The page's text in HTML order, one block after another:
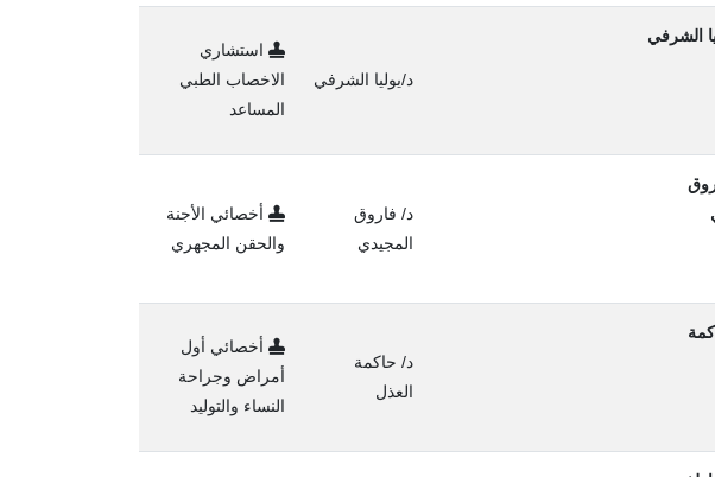
د/يوليا الشرفي
استشاري
الاخصاب الطبي
المساعد
د/ فاروق
المجيدي
أخصائي الأجنة
والحقن المجهري
د/ حاكمة
العذل
أخصائي أول
أمراض وجراحة
النساء والتوليد